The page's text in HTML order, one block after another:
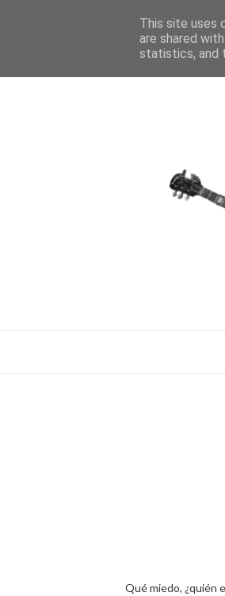
Qué miedo, ¿quién
This site uses
are shared
statistics, and